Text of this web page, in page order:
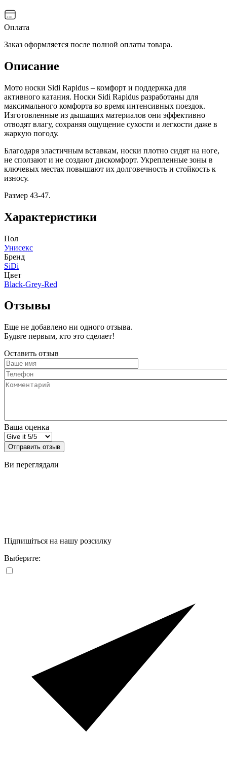
Оплата
Заказ оформляется после полной оплаты товара.
Описание
Мото носки Sidi Rapidus – комфорт и поддержка для
активного катания. Носки Sidi Rapidus разработаны для
максимального комфорта во время интенсивных поездок.
Изготовленные из дышащих материалов они эффективно
отводят влагу, сохраняя ощущение сухости и легкости даже в
жаркую погоду.
Благодаря эластичным вставкам, носки плотно сидят на ноге,
не сползают и не создают дискомфорт. Укрепленные зоны в
ключевых местах повышают их долговечность и стойкость к
износу.
Размер 43-47.
Характеристики
Пол
Унисекс
Бренд
SiDi
Цвет
Black-Grey-Red
Отзывы
Еще не добавлено ни одного отзыва.
Будьте первым, кто это сделает!
Оставить отзыв
Ваше
имя
Телефон
Комментарий
Ваша оценка
Отправить отзыв
Ви переглядали
Підпишіться на нашу розсилку
Выберите: